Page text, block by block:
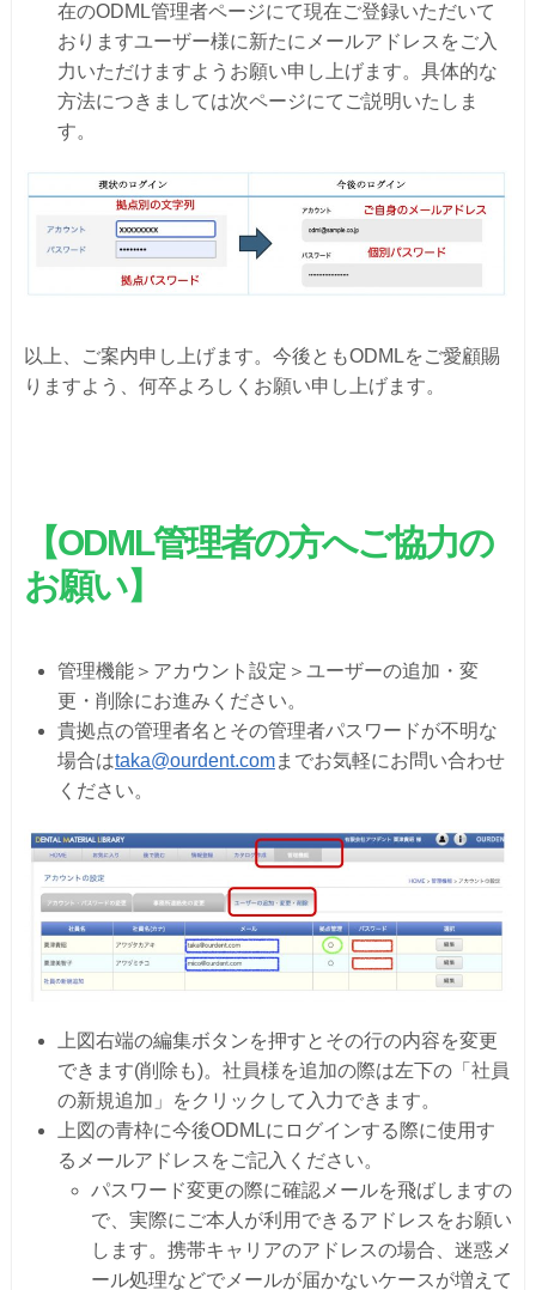
在のODML管理者ページにて現在ご登録いただいて
おりますユーザー様に新たにメールアドレスをご入
力いただけますようお願い申し上げます。具体的な
方法につきましては次ページにてご説明いたしま
す。
以上、ご案内申し上げます。今後ともODMLをご愛顧賜
りますよう、何卒よろしくお願い申し上げます。
【ODML管理者の方へご協力の
お願い】
管理機能＞アカウント設定＞ユーザーの追加・変
更・削除にお進みください。
貴拠点の管理者名とその管理者パスワードが不明な
場合はtaka@ourdent.comまでお気軽にお問い合わせ
ください。
上図右端の編集ボタンを押すとその行の内容を変更
できます(削除も)。社員様を追加の際は左下の「社員
の新規追加」をクリックして入力できます。
上図の青枠に今後ODMLにログインする際に使用す
るメールアドレスをご記入ください。
パスワード変更の際に確認メールを飛ばしますの
で、実際にご本人が利用できるアドレスをお願い
します。携帯キャリアのアドレスの場合、迷惑メ
ール処理などでメールが届かないケースが増えて